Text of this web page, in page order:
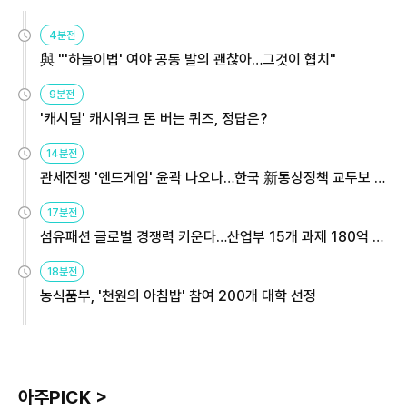
4분전
與 "'하늘이법' 여야 공동 발의 괜찮아…그것이 협치"
9분전
'캐시딜' 캐시워크 돈 버는 퀴즈, 정답은?
14분전
관세전쟁 '엔드게임' 윤곽 나오나…한국 新통상정책 교두보 활
용해야
17분전
섬유패션 글로벌 경쟁력 키운다…산업부 15개 과제 180억 지
원
18분전
농식품부, '천원의 아침밥' 참여 200개 대학 선정
아주PICK >